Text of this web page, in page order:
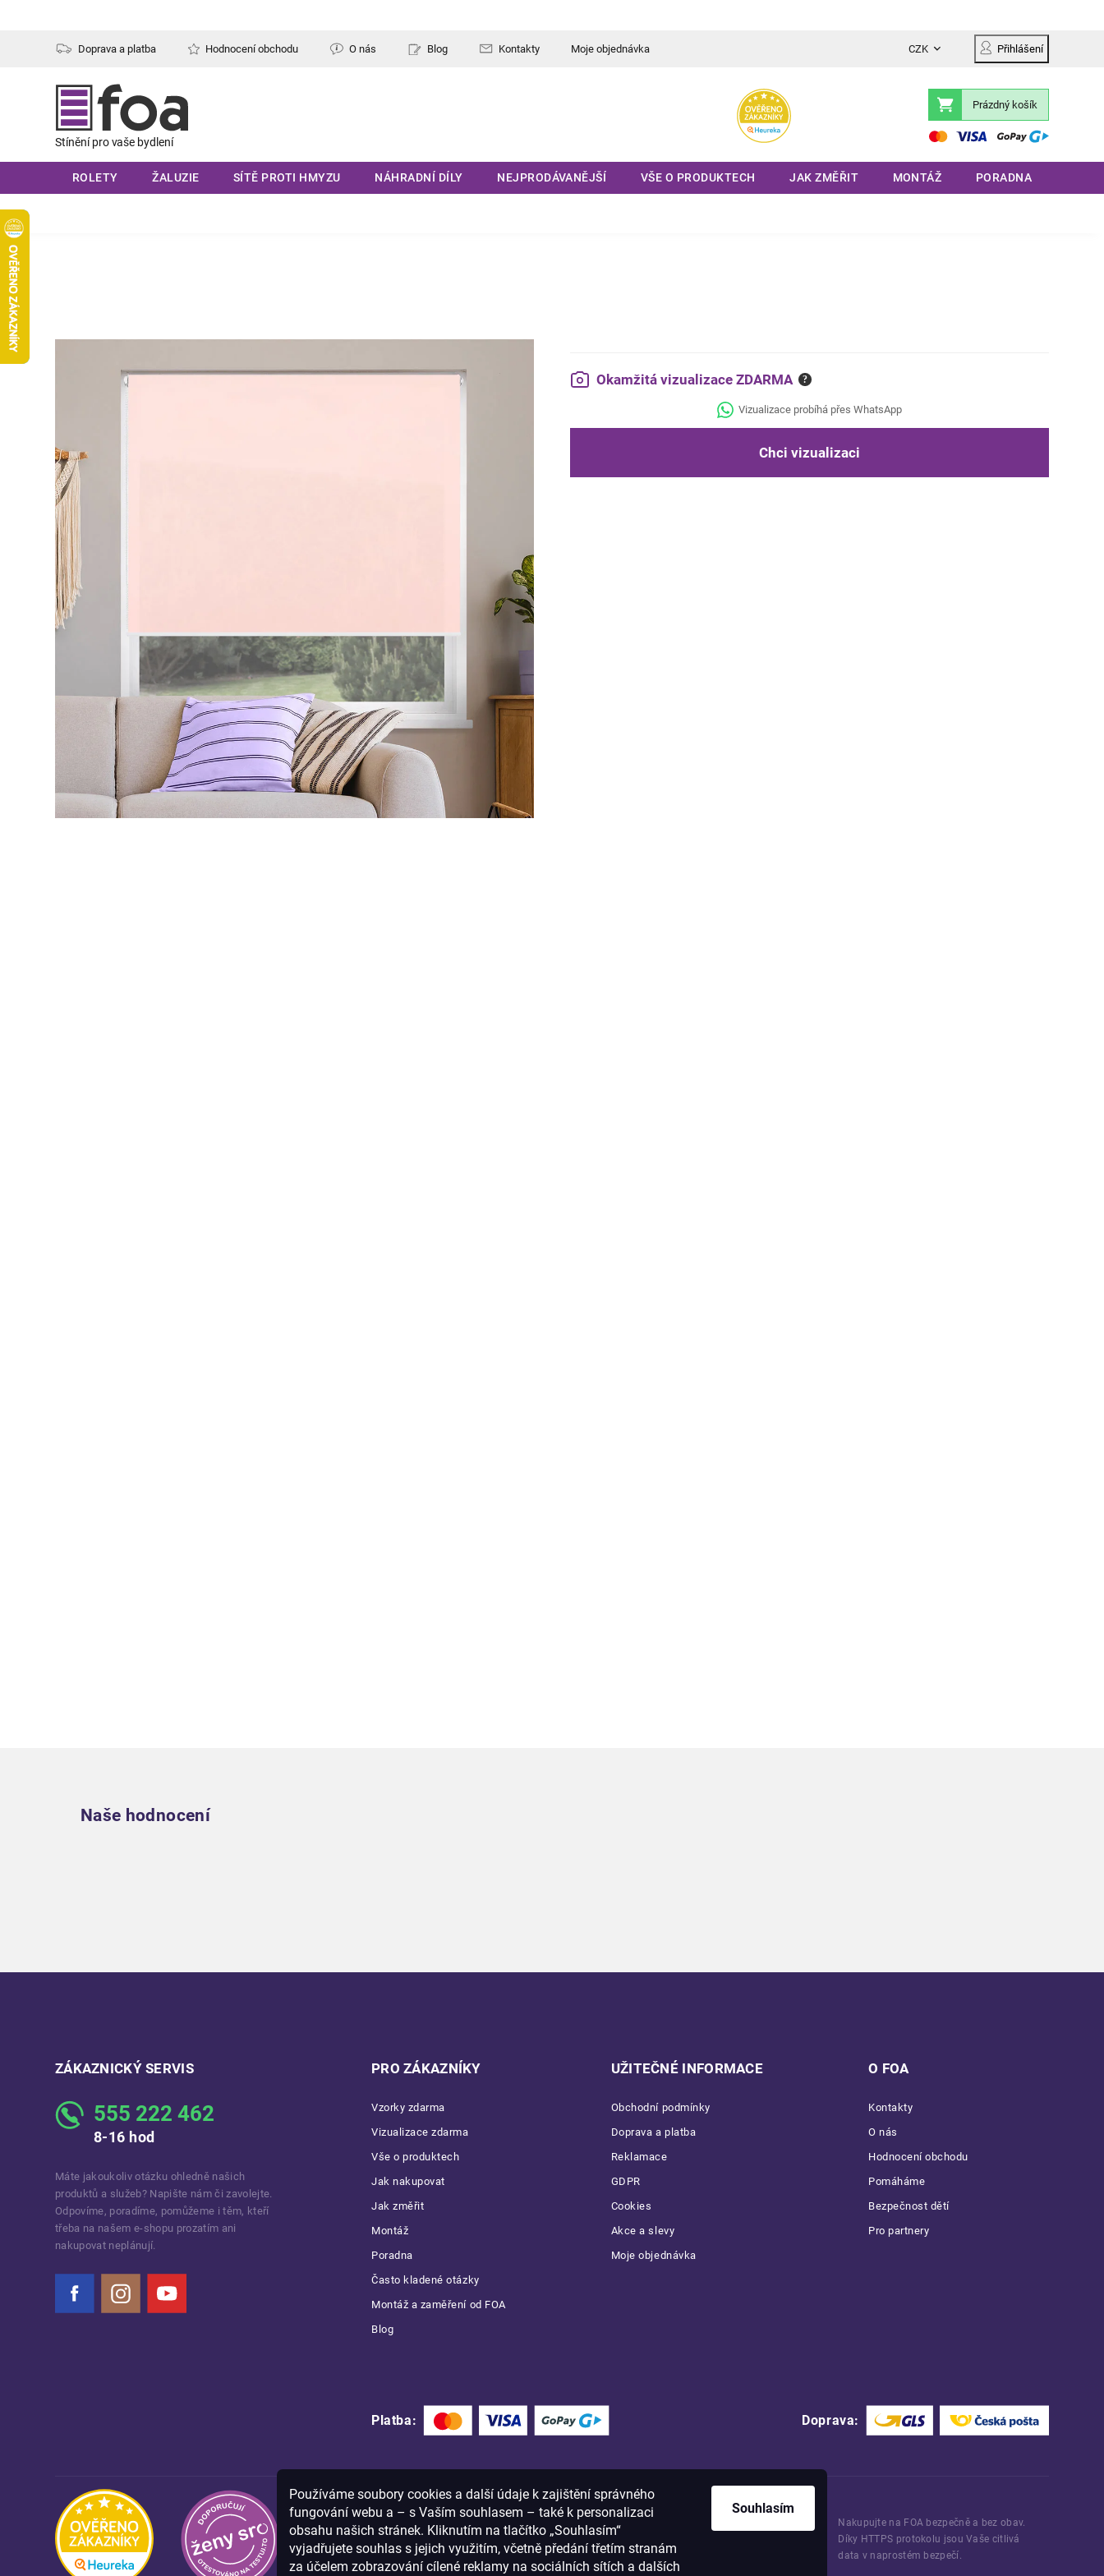
Používáme soubory cookies a další údaje k zajištění správného
fungování webu a – s Vaším souhlasem – také k personalizaci
obsahu našich stránek. Kliknutím na tlačítko „Souhlasím“
vyjadřujete souhlas s jejich využitím, včetně předání třetím stranám
za účelem zobrazování cílené reklamy na sociálních sítích a dalších
Souhlasím
Doprava a platba Hodnocení obchodu O nás Blog Kontakty Moje objednávka CZK Přihlášení
Nákupní
košík
Prázdný košík
ROLETY ŽALUZIE SÍTĚ PROTI HMYZU NÁHRADNÍ DÍLY NEJPRODÁVANĚJŠÍ VŠE O PRODUKTECH JAK ZMĚŘIT MONTÁŽ PORADNA
Okamžitá vizualizace ZDARMA ?
Vizualizace probíhá přes WhatsApp
Chci vizualizaci
Naše hodnocení
ZÁKAZNICKÝ SERVIS
555 222 462
8-16 hod
Máte jakoukoliv otázku ohledně našich
produktů a služeb? Napište nám či zavolejte.
Odpovíme, poradíme, pomůžeme i těm, kteří
třeba na našem e-shopu prozatím ani
nakupovat neplánují.
Instagram
PRO ZÁKAZNÍKY
Vzorky zdarma
Vizualizace zdarma
Vše o produktech
Jak nakupovat
Jak změřit
Montáž
Poradna
Často kladené otázky
Montáž a zaměření od FOA
Blog
UŽITEČNÉ INFORMACE
Obchodní podmínky
Doprava a platba
Reklamace
GDPR
Cookies
Akce a slevy
Moje objednávka
O FOA
Kontakty
O nás
Hodnocení obchodu
Pomáháme
Bezpečnost dětí
Pro partnery
Platba: Doprava:
Nakupujte na FOA bezpečně a bez obav.
Díky HTTPS protokolu jsou Vaše citlivá
data v naprostém bezpečí.